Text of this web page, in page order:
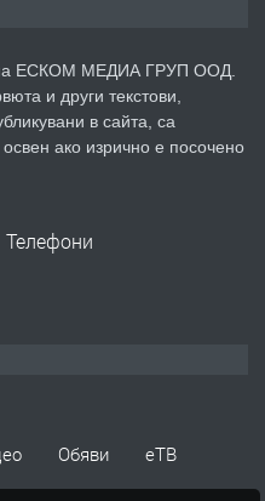
преди 2 години
уроци по
покриви
Целофанови
на ЕСКОМ МЕДИА ГРУП ООД.
и други текстови,
в сайта, са
ако изрично е посочено
Телефони
Обяви
еТВ